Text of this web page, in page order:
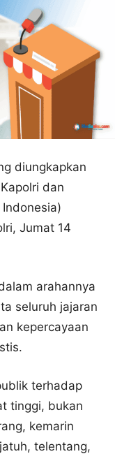
diungkapkan
dan
Jumat 14
arahannya
seluruh jajaran
kepercayaan
terhadap
tinggi, bukan
kemarin
telentang,